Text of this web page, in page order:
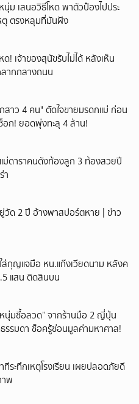
นุ่ม เสนอวิธีโหด พาตัวป๋องไปประ
ตุ ตรงหลุมที่มันฝัง
ด! เจ้าของสุนัขรับไม่ได้ หลังเห็น
ากกลางถนน
สาว 4 คน" ตัดใจขายมรดกแม่ ก่อน
อก! ยอดพุ่งทะลุ 4 ล้าน!
ดาราคนดังท้องลูก 3 ท้องสวยปี
า
วัด 2 ปี อ้างพาสปอร์ตหาย | ข่าว
ใส่กุญแจมือ หน.แก๊งเวียดนาม หลังค
แสน ติดสินบน
นุ่มซื้อลวด” จากร้านมือ 2 ญี่ปุ่น
ธรรมดา ช็อครู้ซ่อนมูลค่ามหาศาล!
ทีระทึกเหตุโรงเรียน เผยปลอดภัยดี
พ